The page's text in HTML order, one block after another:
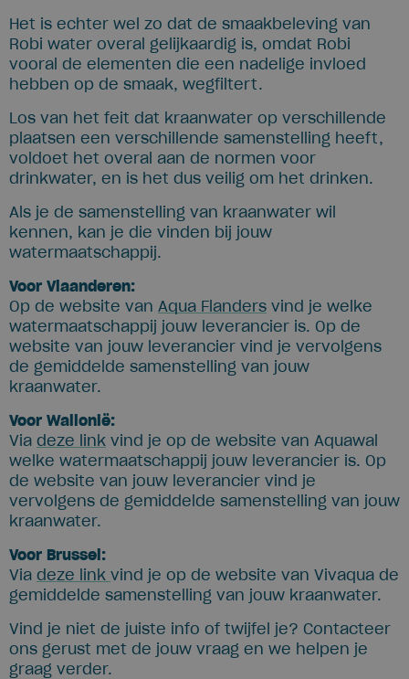
Het is echter wel zo dat de smaakbeleving van
Robi water overal gelijkaardig is, omdat Robi
vooral de elementen die een nadelige invloed
hebben op de smaak, wegfiltert.
Los van het feit dat kraanwater op verschillende
plaatsen een verschillende samenstelling heeft,
voldoet het overal aan de normen voor
drinkwater, en is het dus veilig om het drinken.
Als je de samenstelling van kraanwater wil
kennen, kan je die vinden bij jouw
watermaatschappij.
Voor Vlaanderen:
Op de website van Aqua Flanders vind je welke
watermaatschappij jouw leverancier is. Op de
website van jouw leverancier vind je vervolgens
de gemiddelde samenstelling van jouw
kraanwater.
Voor Wallonië:
Via deze link vind je op de website van Aquawal
welke watermaatschappij jouw leverancier is. Op
de website van jouw leverancier vind je
vervolgens de gemiddelde samenstelling van jouw
kraanwater.
Voor Brussel:
Via deze link vind je op de website van Vivaqua de
gemiddelde samenstelling van jouw kraanwater.
Vind je niet de juiste info of twijfel je? Contacteer
ons gerust met de jouw vraag en we helpen je
graag verder.